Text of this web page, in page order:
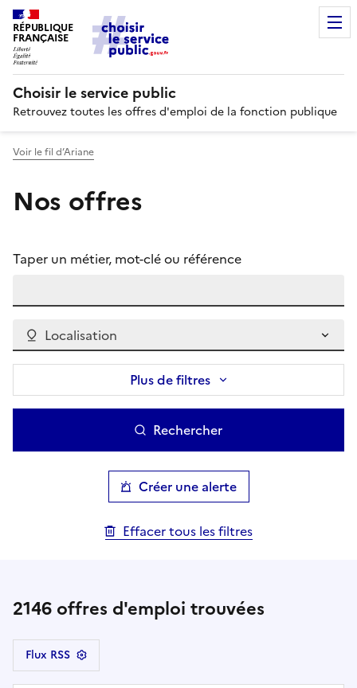
RÉPUBLIQUE
FRANÇAISE
Choisir le service public
Retrouvez toutes les offres d'emploi de la fonction publique
Voir le fil d’Ariane
Nos offres
Taper un métier, mot-clé ou référence
Localisation
Plus de filtres
Rechercher
Créer une alerte
Effacer tous les filtres
2146 offres d'emploi trouvées
Flux RSS